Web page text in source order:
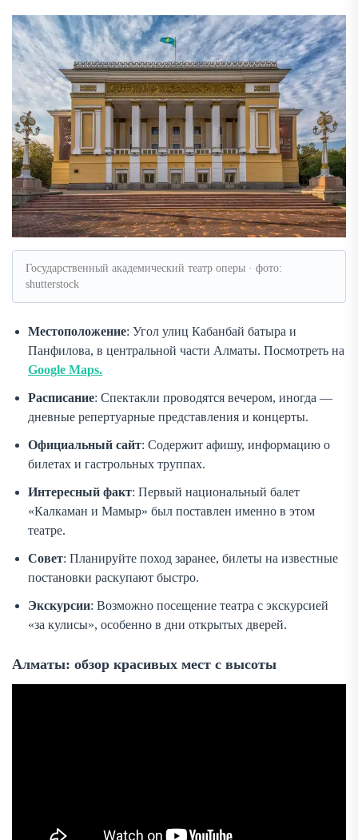
Государственный академический театр оперы · фото:
shutterstock
Местоположение: Угол улиц Кабанбай батыра и
Панфилова, в центральной части Алматы. Посмотреть на
Google Maps.
Расписание: Спектакли проводятся вечером, иногда —
дневные репертуарные представления и концерты.
Официальный сайт: Содержит афишу, информацию о
билетах и гастрольных труппах.
Интересный факт: Первый национальный балет
«Калкаман и Мамыр» был поставлен именно в этом
театре.
Совет: Планируйте поход заранее, билеты на известные
постановки раскупают быстро.
Экскурсии: Возможно посещение театра с экскурсией
«за кулисы», особенно в дни открытых дверей.
Алматы: обзор красивых мест с высоты